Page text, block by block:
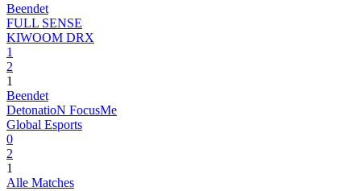
Beendet
FULL SENSE
KIWOOM DRX
1
2
1
Beendet
DetonatioN FocusMe
Global Esports
0
2
1
Alle Matches